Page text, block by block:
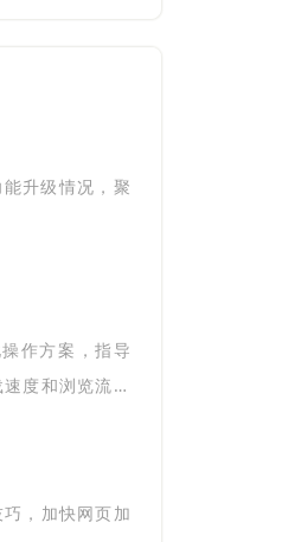
升级情况，聚
作方案，指导
度和浏览流畅
，加快网页加